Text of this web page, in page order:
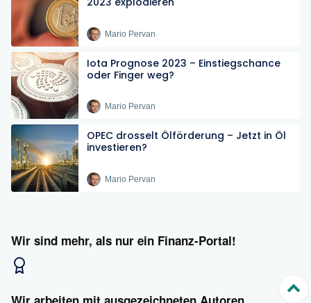
Mario Pervan
Iota Prognose 2023 – Einstiegschance
oder Finger weg?
Mario Pervan
OPEC drosselt Ölförderung – Jetzt in Öl
investieren?
Mario Pervan
Wir sind mehr, als nur ein Finanz-Portal!